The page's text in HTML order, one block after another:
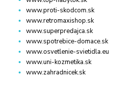
www.proti-skodcom.sk
www.retromaxishop.sk
www.superpredajca.sk
www.spotrebice-domace.sk
www.osvetlenie-svietidla.eu
www.uni-kozmetika.sk
www.zahradnicek.sk